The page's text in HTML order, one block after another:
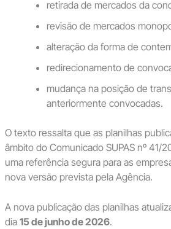
retirada de mercados da
revisão de mercados
alteração da forma de
redirecionamento de
mudança na posição de
anteriormente convocadas.
O texto ressalta que as planilhas
âmbito do Comunicado SUPAS nº 41/
uma referência segura para as
nova versão prevista pela Agência.
A nova publicação das planilhas
dia 15 de junho de 2026.